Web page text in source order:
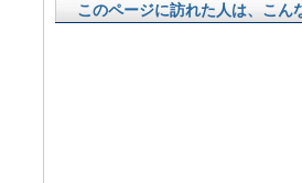
このページに訪れた人は、こん